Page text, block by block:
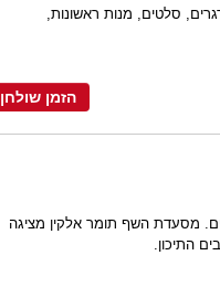
סלטים, מנות ראשונות,
הזמן שולחן
מסעדת השף תומר אלקין מציגה
התיכון.